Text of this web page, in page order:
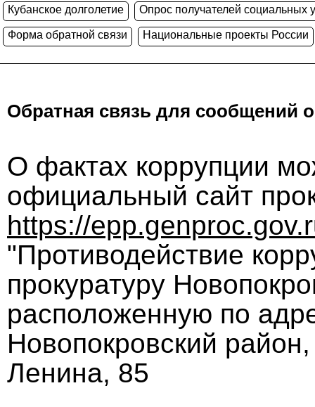
Кубанское долголетие Опрос получателей социальных
Форма обратной связи Национальные проекты России
Обратная связь для сообщений
О фактах коррупции
официальный сайт
https://
"Противодействие
прокуратуру
расположенную по
Новопокровский
Ленина, 85